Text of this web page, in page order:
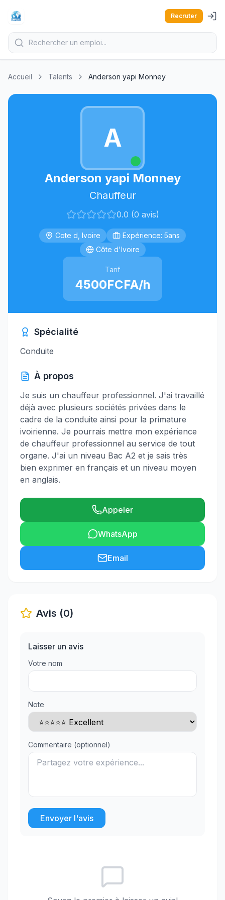
Recruter
Accueil Talents Anderson yapi Monney
A
Anderson yapi Monney
Chauffeur
0.0 (0 avis)
Cote d, Ivoire
Expérience: 5ans
Côte d'Ivoire
Tarif
4500FCFA/h
Spécialité
Conduite
À propos
Je suis un chauffeur professionnel. J'ai travaillé
déjà avec plusieurs sociétés privées dans le
cadre de la conduite ainsi pour la primature
ivoirienne. Je pourrais mettre mon expérience
de chauffeur professionnel au service de tout
organe. J'ai un niveau Bac A2 et je sais très
bien exprimer en français et un niveau moyen
en anglais.
Appeler
WhatsApp
Email
Avis (0)
Laisser un avis
Votre nom
Note
Commentaire (optionnel)
Envoyer l'avis